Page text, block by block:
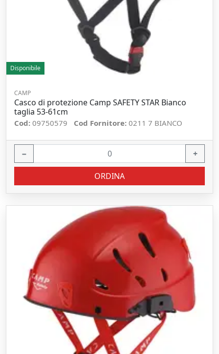
Disponibile
CAMP
Casco di protezione Camp SAFETY STAR Bianco
taglia 53-61cm
Cod: 09750579 Cod Fornitore: 0211 7 BIANCO
− +
ORDINA